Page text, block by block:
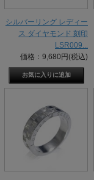
シルバーリング レディー
ス ダイヤモンド 刻印
LSR009...
価格：9,680円(税込)